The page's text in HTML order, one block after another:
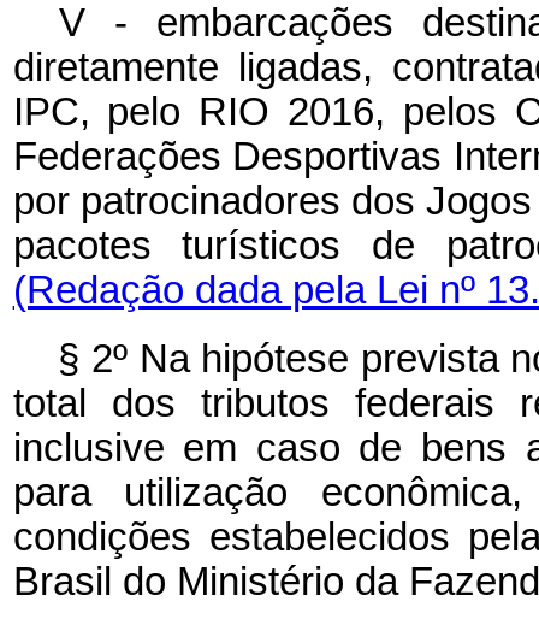
V - embarcações
diretamente ligadas,
IPC, pelo RIO 2016, pelos
Federações Desportivas
por patrocinadores dos
pacotes turísticos de
(Redação dada pela Lei nº
§ 2º Na hipótese prevista
total dos tributos federais
inclusive em caso de bens
para utilização
condições estabelecidos
Brasil do Ministério da